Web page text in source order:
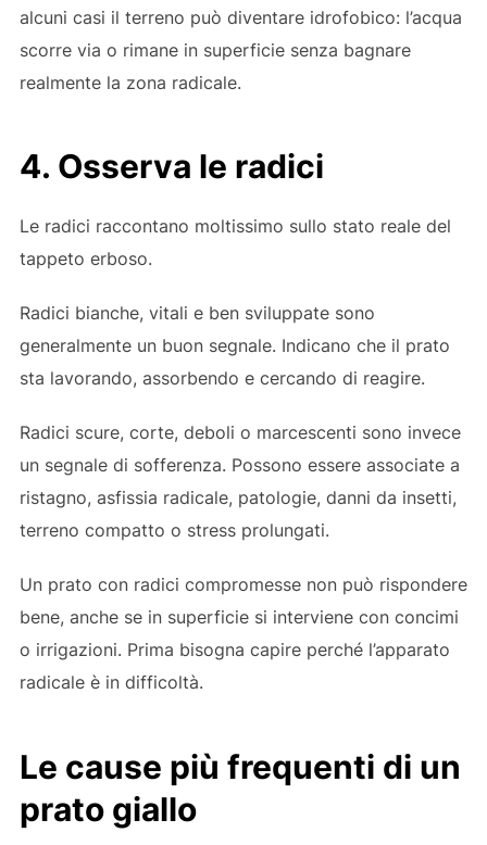
alcuni casi il terreno può diventare idrofobico: l’acqua
scorre via o rimane in superficie senza bagnare
realmente la zona radicale.
4. Osserva le radici
Le radici raccontano moltissimo sullo stato reale del
tappeto erboso.
Radici bianche, vitali e ben sviluppate sono
generalmente un buon segnale. Indicano che il prato
sta lavorando, assorbendo e cercando di reagire.
Radici scure, corte, deboli o marcescenti sono invece
un segnale di sofferenza. Possono essere associate a
ristagno, asfissia radicale, patologie, danni da insetti,
terreno compatto o stress prolungati.
Un prato con radici compromesse non può rispondere
bene, anche se in superficie si interviene con concimi
o irrigazioni. Prima bisogna capire perché l’apparato
radicale è in difficoltà.
Le cause più frequenti di un
prato giallo